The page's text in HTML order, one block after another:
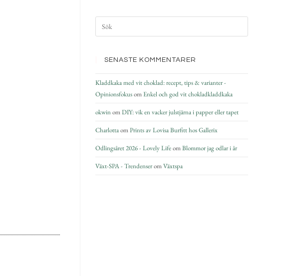
SENASTE KOMMENTARER
Kladdkaka med vit choklad: recept, tips & varianter -
OpinionsfokusomEnkel och god vit chokladkladdkaka
okwinomDIY: vik en vacker julstjärna i papper eller tapet
CharlottaomPrints av Lovisa Burfitt hos Gallerix
Odlingsåret 2026 - Lovely LifeomBlommor jag odlar i år
Växt-SPA - TrendenseromVäxtspa